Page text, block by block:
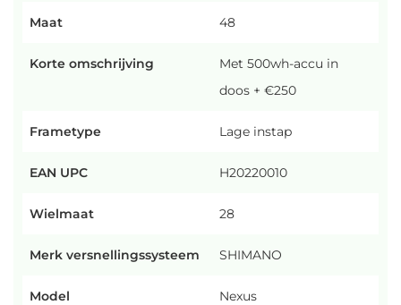
Maat 48
Korte omschrijving
Met 500wh-accu in
doos + €250
Frametype Lage instap
EAN UPC H20220010
Wielmaat 28
Merk versnellingssysteem SHIMANO
Model
Nexus